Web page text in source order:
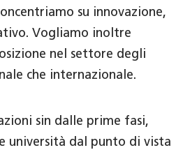
su innovazione,
Vogliamo inoltre
nel settore degli
che internazionale.
sin dalle prime fasi,
università dal punto di vista